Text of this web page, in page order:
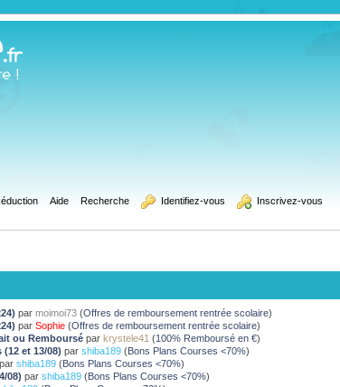
Aide Recherche Identifiez-vous Inscrivez-vous
parmoimoi73 (Offres de remboursement rentrée scolaire)
parSophie (Offres de remboursement rentrée scolaire)
ou Remboursé par krystele41 (100% Remboursé en €)
et 13/08) parshiba189 (Bons Plans Courses <70%)
parshiba189 (Bons Plans Courses <70%)
08)parshiba189 (Bons Plans Courses <70%)